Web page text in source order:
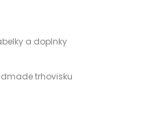
a doplnky
trhovisku